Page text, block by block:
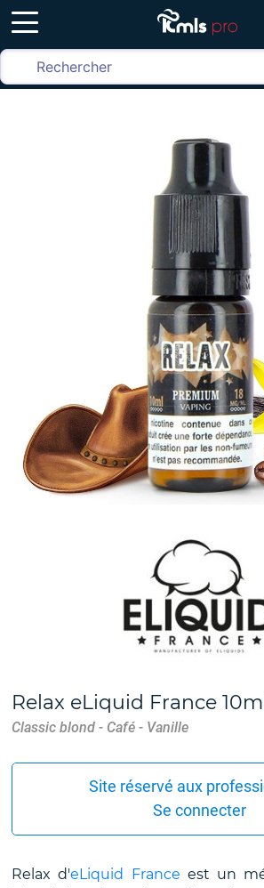
Relax eLiquid France 10ml
Classic blond - Café - Vanille
Site réservé aux
Se connecter
Relax d'eLiquid France est un